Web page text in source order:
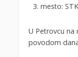
mesto:
U Petrovcu na
povodom